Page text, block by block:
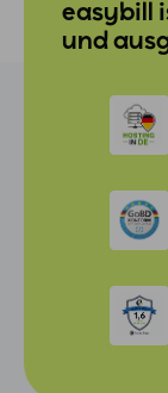
easybill
und